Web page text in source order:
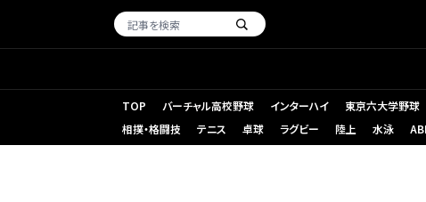
TOP バーチャル高校野球 インターハイ 東京六大学野球
相撲・格闘技
テニス 卓球 ラグビー 陸上 水泳